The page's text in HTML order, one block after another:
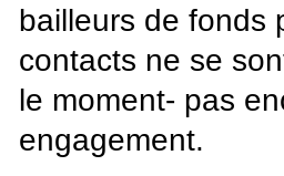
bailleurs de fonds
contacts ne se
le moment- pas
engagement.